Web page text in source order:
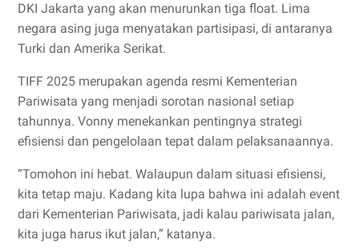
DKI Jakarta yang akan menurunkan tiga float. Lima
negara asing juga menyatakan partisipasi, di antaranya
Turki dan Amerika Serikat.
TIFF 2025 merupakan agenda resmi Kementerian
Pariwisata yang menjadi sorotan nasional setiap
tahunnya. Vonny menekankan pentingnya strategi
efisiensi dan pengelolaan tepat dalam pelaksanaannya.
“Tomohon ini hebat. Walaupun dalam situasi efisiensi,
kita tetap maju. Kadang kita lupa bahwa ini adalah event
dari Kementerian Pariwisata, jadi kalau pariwisata jalan,
kita juga harus ikut jalan,” katanya.